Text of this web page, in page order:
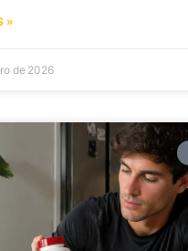
»
de 2026